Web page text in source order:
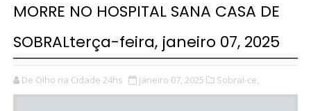
MORRE NO HOSPITAL SANA CASA DE
SOBRALterça-feira, janeiro 07, 2025
De Olho na Cidade 24hs janeiro 07, 2025 Sobral-ce,